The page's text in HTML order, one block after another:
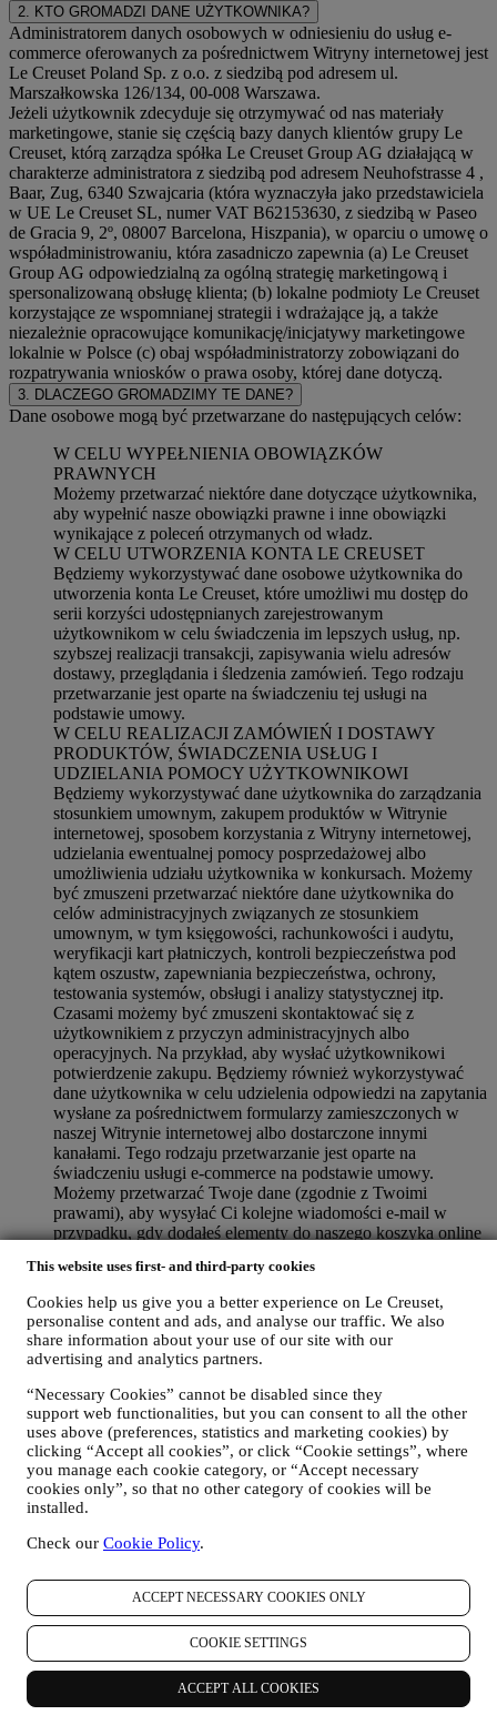
This website uses first- and third-party cookies
Cookies help us give you a better experience on Le Creuset,
personalise content and ads, and analyse our traffic. We also
share information about your use of our site with our
advertising and analytics partners.
“Necessary Cookies” cannot be disabled since they
support web functionalities, but you can consent to all the other
uses above (preferences, statistics and marketing cookies) by
clicking “Accept all cookies”, or click “Cookie settings”, where
you manage each cookie category, or “Accept necessary
cookies only”, so that no other category of cookies will be
installed.
Check our Cookie Policy.
ACCEPT NECESSARY COOKIES ONLY
COOKIE SETTINGS
ACCEPT ALL COOKIES
2. KTO GROMADZI DANE UŻYTKOWNIKA?
Administratorem danych osobowych w odniesieniu do usług e-
commerce oferowanych za pośrednictwem Witryny internetowej jest
Le Creuset Poland Sp. z o.o. z siedzibą pod adresem ul.
Marszałkowska 126/134, 00-008 Warszawa.
Jeżeli użytkownik zdecyduje się otrzymywać od nas materiały
marketingowe, stanie się częścią bazy danych klientów grupy Le
Creuset, którą zarządza spółka Le Creuset Group AG działającą w
charakterze administratora z siedzibą pod adresem Neuhofstrasse 4 ,
Baar, Zug, 6340 Szwajcaria (która wyznaczyła jako przedstawiciela
w UE Le Creuset SL, numer VAT B62153630, z siedzibą w Paseo
de Gracia 9, 2º, 08007 Barcelona, Hiszpania), w oparciu o umowę o
współadministrowaniu, która zasadniczo zapewnia (a) Le Creuset
Group AG odpowiedzialną za ogólną strategię marketingową i
spersonalizowaną obsługę klienta; (b) lokalne podmioty Le Creuset
korzystające ze wspomnianej strategii i wdrażające ją, a także
niezależnie opracowujące komunikację/inicjatywy marketingowe
lokalnie w Polsce (c) obaj współadministratorzy zobowiązani do
rozpatrywania wniosków o prawa osoby, której dane dotyczą.
3. DLACZEGO GROMADZIMY TE DANE?
Dane osobowe mogą być przetwarzane do następujących celów:
W CELU WYPEŁNIENIA OBOWIĄZKÓW
PRAWNYCH
Możemy przetwarzać niektóre dane dotyczące użytkownika,
aby wypełnić nasze obowiązki prawne i inne obowiązki
wynikające z poleceń otrzymanych od władz.
W CELU UTWORZENIA KONTA LE CREUSET
Będziemy wykorzystywać dane osobowe użytkownika do
utworzenia konta Le Creuset, które umożliwi mu dostęp do
serii korzyści udostępnianych zarejestrowanym
użytkownikom w celu świadczenia im lepszych usług, np.
szybszej realizacji transakcji, zapisywania wielu adresów
dostawy, przeglądania i śledzenia zamówień. Tego rodzaju
przetwarzanie jest oparte na świadczeniu tej usługi na
podstawie umowy.
W CELU REALIZACJI ZAMÓWIEŃ I DOSTAWY
PRODUKTÓW, ŚWIADCZENIA USŁUG I
UDZIELANIA POMOCY UŻYTKOWNIKOWI
Będziemy wykorzystywać dane użytkownika do zarządzania
stosunkiem umownym, zakupem produktów w Witrynie
internetowej, sposobem korzystania z Witryny internetowej,
udzielania ewentualnej pomocy posprzedażowej albo
umożliwienia udziału użytkownika w konkursach. Możemy
być zmuszeni przetwarzać niektóre dane użytkownika do
celów administracyjnych związanych ze stosunkiem
umownym, w tym księgowości, rachunkowości i audytu,
weryfikacji kart płatniczych, kontroli bezpieczeństwa pod
kątem oszustw, zapewniania bezpieczeństwa, ochrony,
testowania systemów, obsługi i analizy statystycznej itp.
Czasami możemy być zmuszeni skontaktować się z
użytkownikiem z przyczyn administracyjnych albo
operacyjnych. Na przykład, aby wysłać użytkownikowi
potwierdzenie zakupu. Będziemy również wykorzystywać
dane użytkownika w celu udzielenia odpowiedzi na zapytania
wysłane za pośrednictwem formularzy zamieszczonych w
naszej Witrynie internetowej albo dostarczone innymi
kanałami. Tego rodzaju przetwarzanie jest oparte na
świadczeniu usługi e-commerce na podstawie umowy.
Możemy przetwarzać Twoje dane (zgodnie z Twoimi
prawami), aby wysyłać Ci kolejne wiadomości e-mail w
przypadku, gdy dodałeś elementy do naszego koszyka online
określonym czasie, żadne dalsze wiadomości nie zostaną
wysłane.
W CELU INFORMOWANIA UŻYTKOWNIKA O
AKTUALNOŚCIACH ALBO OFERTACH
DOTYCZĄCYCH PRODUKTÓW LE CREUSET
Jeżeli użytkownik wyraził na to zgodę (na przykład poprzez
zapisanie się do naszego newslettera przy tworzeniu konta w
naszej Witrynie internetowej będziemy przesyłać
użytkownikowi spersonalizowane wiadomości marketingowe
oraz aktualności dotyczące inicjatyw Le Creuset w lokalnych
oddziałach, lokalnych jednostek stowarzyszonych oraz
partnerów. Będziemy kontaktować się z użytkownikiem
głównie pocztą elektroniczną albo za pośrednictwem mediów
automatycznych. Tego rodzaju komunikaty będą dotyczyły
ekskluzywnych wydarzeń, konkursów, ankiet, prezentacji
zorganizowanych przez Le Creuset, którymi użytkownik
może być zainteresowany, albo ofert specjalnych, które mogą
się mu spodobać, również na podstawie pewnych informacji
szczegółowych, które posiadamy o użytkowniku, takich jak
lokalizacja albo historia zakupów. Będziemy przetwarzać
dane użytkownika, aby lepiej zrozumieć jego